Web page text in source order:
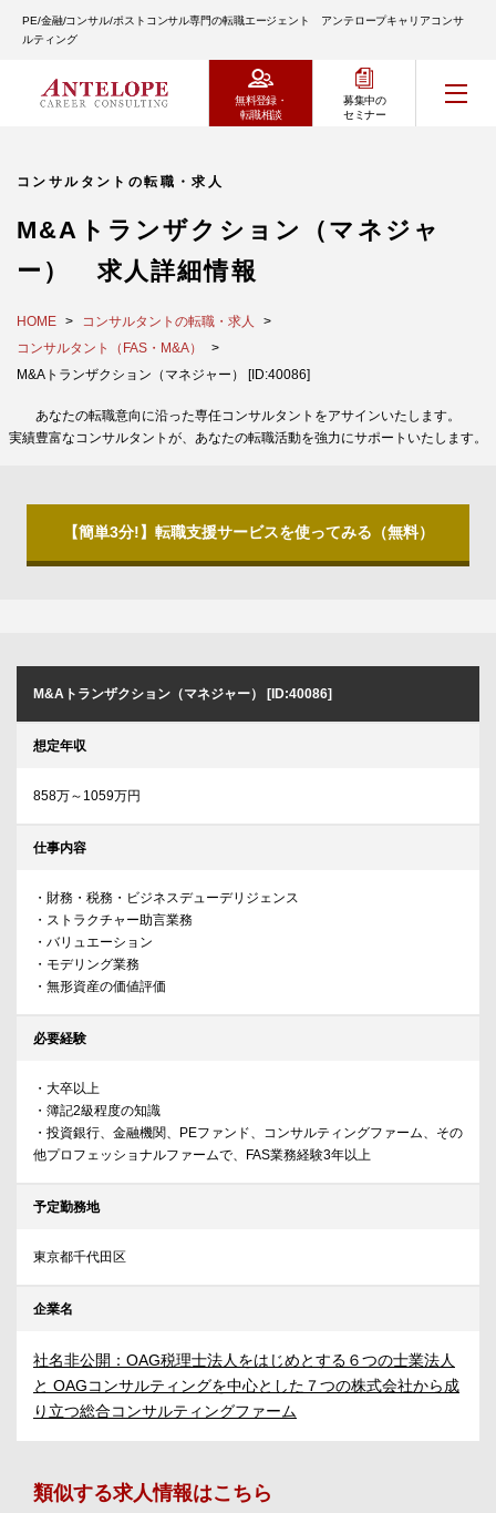
PE/金融/コンサル/ポストコンサル専門の転職エージェント アンテロープキャリアコンサ
ルティング
無料登録・
転職相談
募集中の
セミナー
コンサルタントの転職・求人
M&Aトランザクション（マネジャ
ー） 求人詳細情報
HOME
コンサルタントの転職・求人
コンサルタント（FAS・M&A）
M&Aトランザクション（マネジャー） [ID:40086]
あなたの転職意向に沿った専任コンサルタントをアサインいたします。
実績豊富なコンサルタントが、あなたの転職活動を強力にサポートいたします。
【簡単3分!】転職支援サービスを使ってみる（無料）
M&Aトランザクション（マネジャー） [ID:40086]
想定年収
858万～1059万円
仕事内容
・財務・税務・ビジネスデューデリジェンス
・ストラクチャー助言業務
・バリュエーション
・モデリング業務
・無形資産の価値評価
必要経験
・大卒以上
・簿記2級程度の知識
・投資銀行、金融機関、PEファンド、コンサルティングファーム、その
他プロフェッショナルファームで、FAS業務経験3年以上
予定勤務地
東京都千代田区
企業名
社名非公開：OAG税理士法人をはじめとする６つの士業法人
と OAGコンサルティングを中心とした７つの株式会社から成
り立つ総合コンサルティングファーム
類似する求人情報はこちら